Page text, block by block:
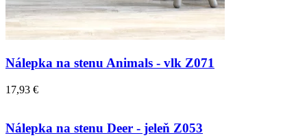
Nálepka na stenu Animals - vlk Z071
17,93 €
Nálepka na stenu Deer - jeleň Z053